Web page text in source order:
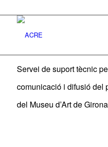
Servei de suport tècnic
comunicació i difusió del
del Museu d’Art de Girona